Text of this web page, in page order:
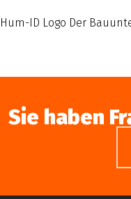
Hum-ID Logo Der
Sie haben